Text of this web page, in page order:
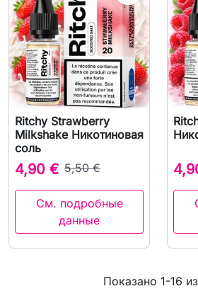
Ritchy Strawberry
Milkshake Никотиновая
соль
4,90 € 5,50 €
См. подробные
данные
Показано 1-16